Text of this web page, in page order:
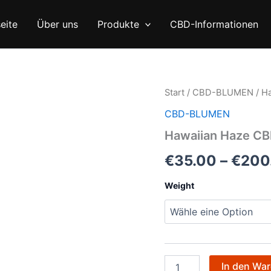
Über uns Produkte CBD-Informationen
Start / CBD-BLUMEN /
CBD-BLUMEN
Hawaiian Haze
€35.00 – €
Weight
Hawaiian
CBD
Menge
In den